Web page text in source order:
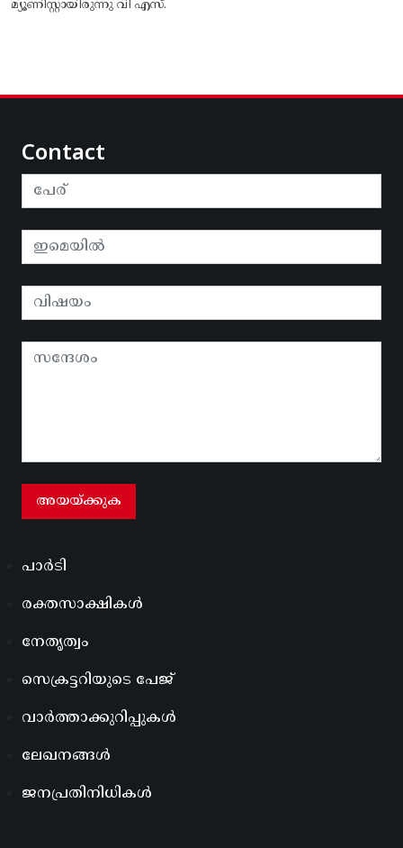
മ്യൂണിസ്റ്റായിരുന്നു വി എസ്.
Contact
പാർടി
രക്തസാക്ഷികൾ
നേതൃത്വം
സെക്രട്ടറിയുടെ പേജ്
വാർത്താക്കുറിപ്പുകൾ
ലേഖനങ്ങൾ
ജനപ്രതിനിധികൾ